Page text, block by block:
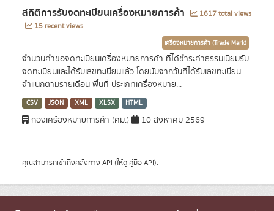
สถิติการรับจดทะเบียนเครื่องหมายการค้า
1617 total views
15 recent views
เครื่องหมายการค้า (Trade Mark)
จำนวนคำขอจดทะเบียนเครื่องหมายการค้า ที่ได้ชำระค่าธรรมเนียมรับ
จดทะเบียนและได้รับเลขทะเบียนแล้ว โดยนับจากวันที่ได้รับเลขทะเบียน
จำแนกตามรายเดือน พื้นที่ ประเภทเครื่องหมาย...
CSV JSON XML XLSX HTML
กองเครื่องหมายการค้า (คม.) 10 สิงหาคม 2569
คุณสามารถเข้าถึงคลังทาง API (ให้ดู คู่มือ API).